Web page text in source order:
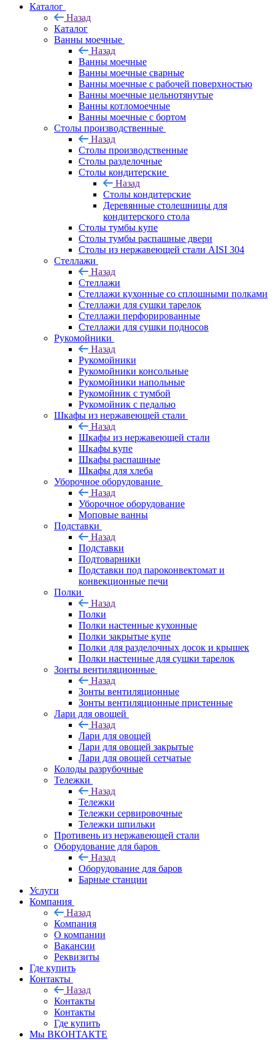
Каталог
Назад
Каталог
Ванны моечные
Назад
Ванны моечные
Ванны моечные сварные
Ванны моечные с рабочей поверхностью
Ванны моечные цельнотянутые
Ванны котломоечные
Ванны моечные с бортом
Столы производственные
Назад
Столы производственные
Столы разделочные
Столы кондитерские
Назад
Столы кондитерские
Деревянные столешницы для
кондитерского стола
Столы тумбы купе
Столы тумбы распашные двери
Столы из нержавеющей стали AISI 304
Стеллажи
Назад
Стеллажи
Стеллажи кухонные со сплошными полками
Стеллажи для сушки тарелок
Стеллажи перфорированные
Стеллажи для сушки подносов
Рукомойники
Назад
Рукомойники
Рукомойники консольные
Рукомойники напольные
Рукомойник с тумбой
Рукомойник с педалью
Шкафы из нержавеющей стали
Назад
Шкафы из нержавеющей стали
Шкафы купе
Шкафы распашные
Шкафы для хлеба
Уборочное оборудование
Назад
Уборочное оборудование
Моповые ванны
Подставки
Назад
Подставки
Подтоварники
Подставки под пароконвектомат и
конвекционные печи
Полки
Назад
Полки
Полки настенные кухонные
Полки закрытые купе
Полки для разделочных досок и крышек
Полки настенные для сушки тарелок
Зонты вентиляционные
Назад
Зонты вентиляционные
Зонты вентиляционные пристенные
Лари для овощей
Назад
Лари для овощей
Лари для овощей закрытые
Лари для овощей сетчатые
Колоды разрубочные
Тележки
Назад
Тележки
Тележки сервировочные
Тележки шпильки
Противень из нержавеющей стали
Оборудование для баров
Назад
Оборудование для баров
Барные станции
Услуги
Компания
Назад
Компания
О компании
Вакансии
Реквизиты
Где купить
Контакты
Назад
Контакты
Контакты
Где купить
Мы ВКОНТАКТЕ